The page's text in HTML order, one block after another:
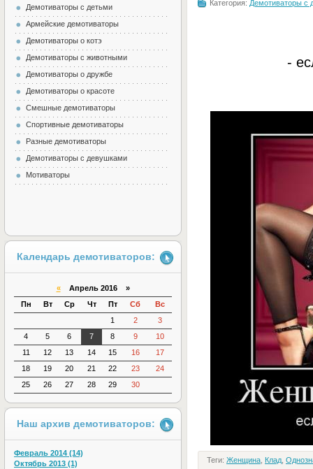
Категория: Демотиваторы с
-
Теги: Женщина Клад
Демотиваторы с детьми
Армейские демотиваторы
Демотиваторы о котэ
Демотиваторы с животными
Демотиваторы о дружбе
Демотиваторы о красоте
Смешные демотиваторы
Спортивные демотиваторы
Разные демотиваторы
Демотиваторы с девушками
Мотиваторы
Календарь демотиваторов:
«Апрель 2016 »
Пн
Вт Ср Чт Пт Сб
Вс
1
2
3
4
5 6 7 8 9
10
11
12 13 14 15 16
17
18
19 20 21 22 23
24
25
26 27 28 29 30
Наш архив демотиваторов:
Февраль 2014 (14)
Октябрь 2013 (1)